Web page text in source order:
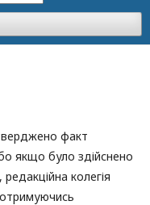
факт
якщо було здійснено
редакційна колегія